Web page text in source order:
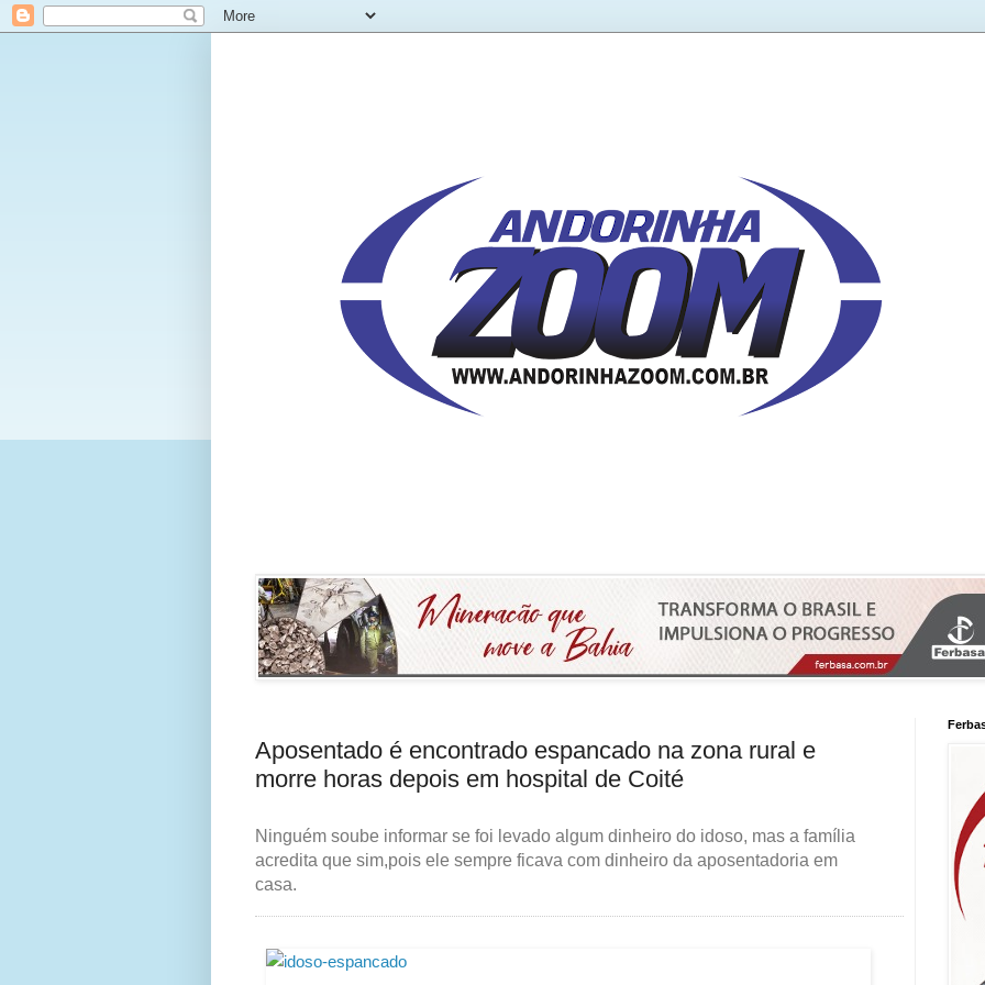
Aposentado é encontrado espancado na zona rural e
morre horas depois em hospital de Coité
Ninguém soube informar se foi levado algum dinheiro do idoso, mas a família
acredita que sim,pois ele sempre ficava com dinheiro da aposentadoria em
casa.